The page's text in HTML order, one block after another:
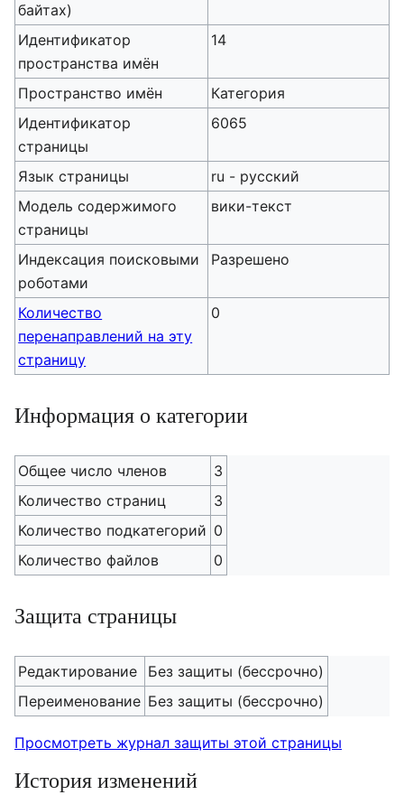
байтах)
Идентификатор
пространства имён
14
Пространство имён
Категория
Идентификатор
страницы
6065
Язык страницы
ru - русский
Модель содержимого
страницы
вики-текст
Индексация поисковыми
роботами
Разрешено
Количество
перенаправлений на эту
страницу
0
Информация о категории
Общее число членов
3
Количество страниц
3
Количество подкатегорий 0
Количество файлов
0
Защита страницы
Редактирование
Без защиты (бессрочно)
Переименование Без защиты (бессрочно)
Просмотреть журнал защиты этой страницы
История изменений